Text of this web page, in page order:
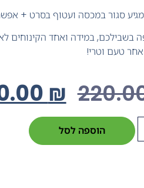
סגור במכסה ועטוף בסרט +
בשבילכם, במידה ואחד הקינוחים
אחר טעם וטרי!
₪
הוספה לסל